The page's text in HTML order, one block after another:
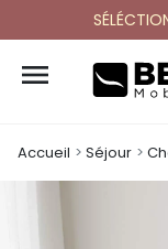

Accueil Séjour